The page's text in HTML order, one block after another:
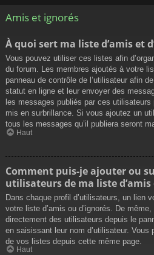
Amis et ignorés
À quoi sert ma liste d’amis et
Vous pouvez utiliser ces listes afin
du forum. Les membres ajoutés à votre
panneau de contrôle de l’utilisateur afin
statut en ligne et leur envoyer des
les messages publiés par ces
mis en surbrillance. Si vous ajoutez un
tous les messages qu’il publiera seront
Haut
Comment puis-je ajouter ou
utilisateurs de ma liste d’amis
Dans chaque profil d’utilisateurs, un lien
votre liste d’amis ou d’ignorés. De
directement des utilisateurs depuis le
en saisissant leur nom d’utilisateur.
de vos listes depuis cette même page.
Haut